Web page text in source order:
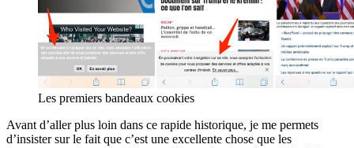
Les premiers bandeaux cookies
Avant d’aller plus loin dans ce rapide historique, je me permets
d’insister sur le fait que c’est une excellente chose que les